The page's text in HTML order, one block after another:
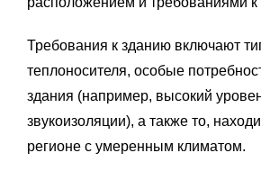
Требования к зданию включают
теплоносителя, особые
здания (например, высокий
звукоизоляции), а также то,
регионе с умеренным климатом.